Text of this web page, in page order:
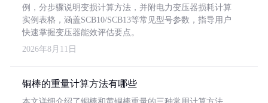
例，分步骤说明变损计算方法，并附电力变压器损耗计算
实例表格，涵盖SCB10/SCB13等常见型号参数，指导用户
快速掌握变压器能效评估要点。
2026年8月11日
铜棒的重量计算方法有哪些